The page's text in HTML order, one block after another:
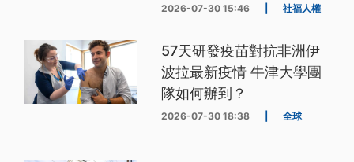
2026-07-30 15:46 社福人權
57天研發疫苗對抗非洲伊
波拉最新疫情 牛津大學團
隊如何辦到？
2026-07-30 18:38 全球